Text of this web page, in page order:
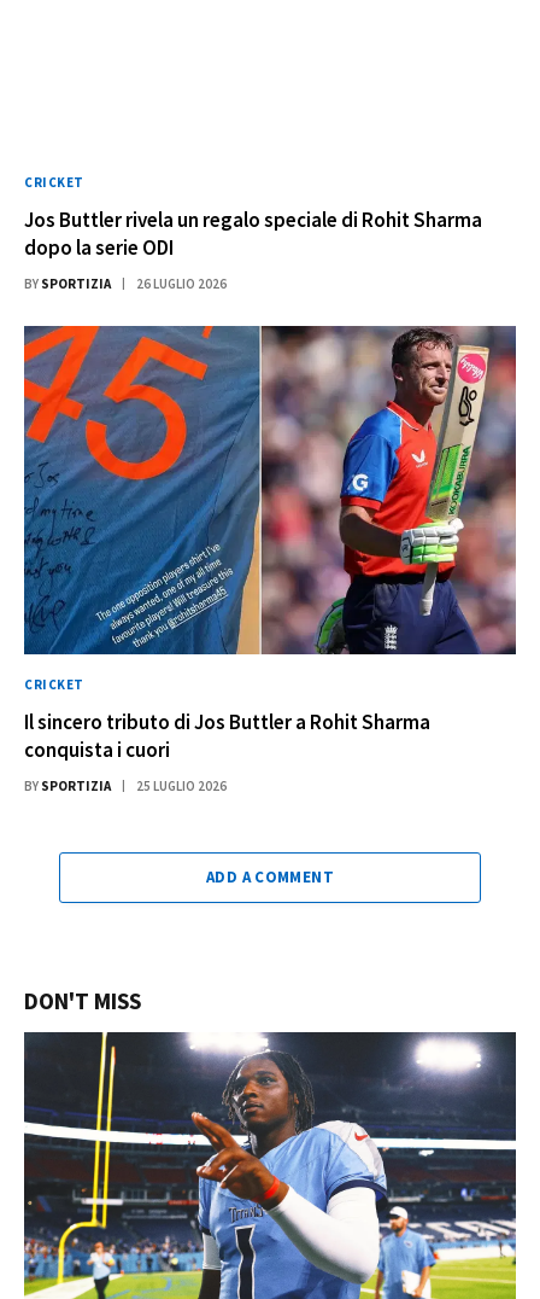
CRICKET
Jos Buttler rivela un regalo speciale di Rohit Sharma
dopo la serie ODI
BY SPORTIZIA 26 LUGLIO 2026
CRICKET
Il sincero tributo di Jos Buttler a Rohit Sharma
conquista i cuori
BY SPORTIZIA 25 LUGLIO 2026
ADD A COMMENT
DON'T MISS